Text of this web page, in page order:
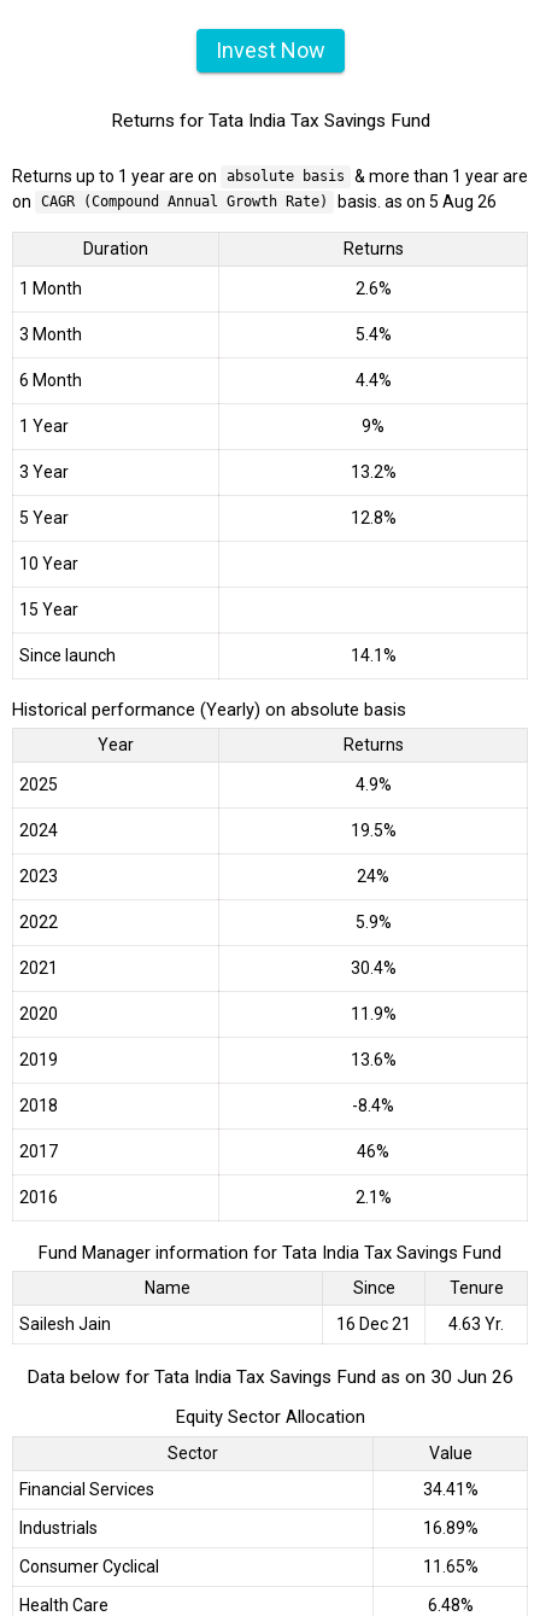
Invest Now
Returns for Tata India Tax Savings Fund
Returns up to 1 year are on absolute basis
& more than 1 year are
on
CAGR (Compound Annual Growth Rate) basis. as on 5 Aug 26
Duration Returns
1 Month 2.6%
3 Month 5.4%
6 Month 4.4%
1 Year 9%
3 Year 13.2%
5 Year 12.8%
10 Year
15 Year
Since launch 14.1%
Historical performance (Yearly) on absolute basis
Year Returns
2025 4.9%
2024 19.5%
2023 24%
2022 5.9%
2021 30.4%
2020 11.9%
2019 13.6%
2018 -8.4%
2017 46%
2016 2.1%
Fund Manager information for Tata India Tax Savings Fund
Name Since
Tenure
Sailesh Jain
16 Dec 21 4.63 Yr.
Data below for Tata India Tax Savings Fund as on 30 Jun 26
Equity Sector Allocation
Sector
Value
Financial Services
34.41%
Industrials
16.89%
Consumer Cyclical
11.65%
Health Care
6.48%